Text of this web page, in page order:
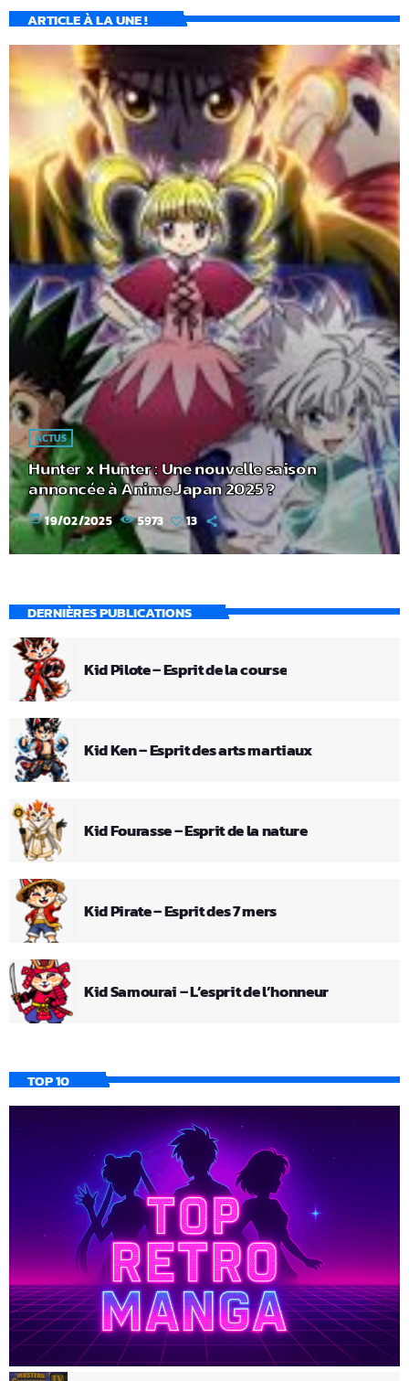
ARTICLE À LA UNE !
ACTUS
Hunter x Hunter : Une nouvelle saison
annoncée à Anime Japan 2025 ?
today 19/02/2025 5973 13
DERNIÈRES PUBLICATIONS
Kid Pilote – Esprit de la course
Kid Ken – Esprit des arts martiaux
Kid Fourasse – Esprit de la nature
Kid Pirate – Esprit des 7 mers
Kid Samourai – L’esprit de l’honneur
TOP 10